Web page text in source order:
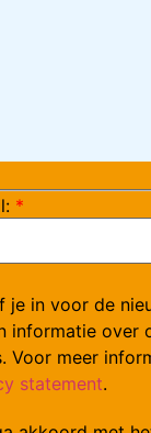
17:15 uur /
*
je in voor de
informatie over
Voor meer
statement.